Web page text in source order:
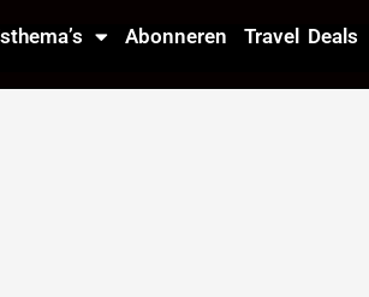
Abonneren Travel Deals